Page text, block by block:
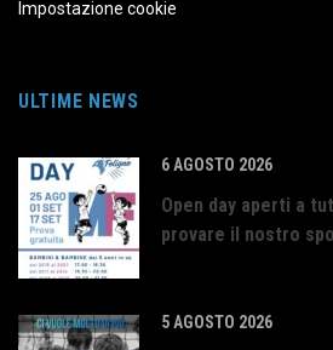
Impostazione cookie
ULTIME NEWS
6 AGOSTO 2026
Open day aperti a
provare il nostro
5 AGOSTO 2026